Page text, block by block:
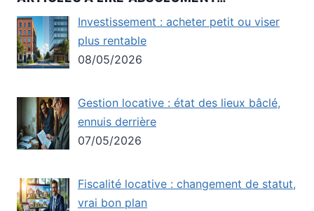
Investissement : acheter petit ou viser
plus rentable
08/05/2026
Gestion locative : état des lieux bâclé,
ennuis derrière
07/05/2026
Fiscalité locative : changement de statut,
vrai bon plan